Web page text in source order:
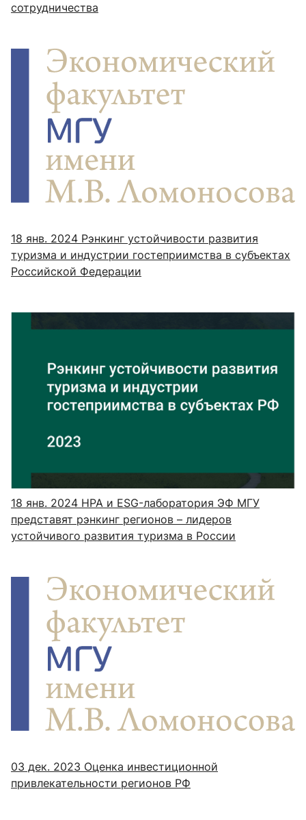
сотрудничества
18 янв. 2024 Рэнкинг устойчивости развития
туризма и индустрии гостеприимства в субъектах
Российской Федерации
18 янв. 2024 НРА и ESG-лаборатория ЭФ МГУ
представят рэнкинг регионов – лидеров
устойчивого развития туризма в России
03 дек. 2023 Оценка инвестиционной
привлекательности регионов РФ